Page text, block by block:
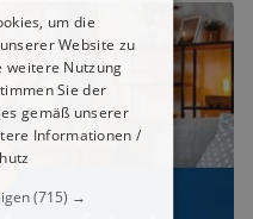
um die
Website zu
weitere Nutzung
Sie der
gemäß unserer
Informationen /
(715) →